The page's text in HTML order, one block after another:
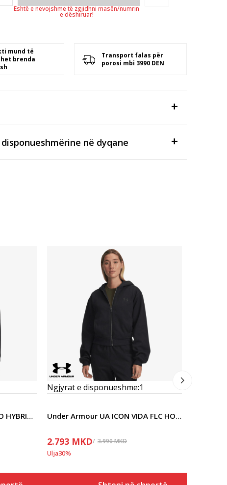
Është e nevojshme të zgjidhni masën/numrin
e dëshiruar!
mund të
brenda
Transport falas për
porosi mbi 3990 DEN
në dyqane
Under Armour UA DRIVE PRO HYBRID FZ
Ngjyrat e disponueshme:1
Under Armour UA ICON VIDA FLC HOODIE
2.793 MKD 3.990MKD
Ulja30%